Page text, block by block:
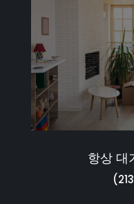
항상 대